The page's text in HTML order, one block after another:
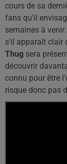
cours de sa
fans qu'il
semaines à
s'il apparaît clair
Thug sera
découvrir
connu pour être
risque donc pas